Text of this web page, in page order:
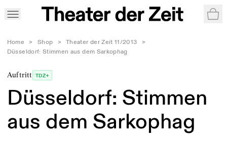
Home > Shop > Theater der Zeit 11/2013
>
Düsseldorf: Stimmen aus dem Sarkophag
Auftritt TDZ+
Düsseldorf: Stimmen
aus dem Sarkophag